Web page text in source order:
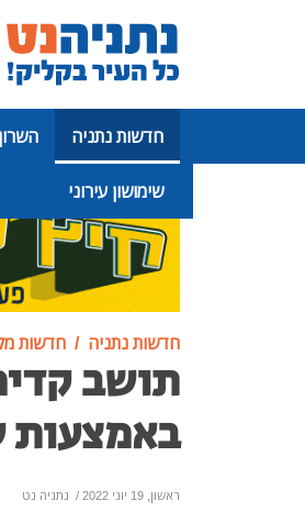
חדשות נתניה השרון
שימושון עירוני
פרסומת
חדשות נתניה חדשות
תושב
ראשון, 19 יוני 2022 / נתניה נט